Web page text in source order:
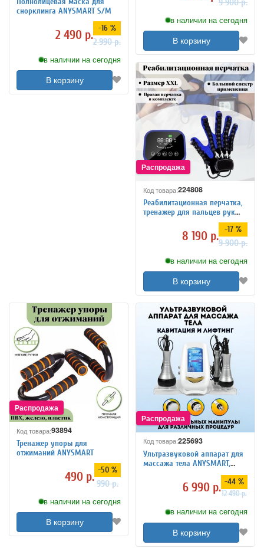
снорклинга ANYSMART S/M
2 490 р. -16 %
2 990 р.
в наличии на сегодня
В корзину
9 900 р.
в наличии на сегодня
В корзину
Код товара:224808
Реабилитационная перчатка,
тренажер для пальцев рук
ANYSMART правая рука XXL
8 190 р. -17 %
9 900 р.
в наличии на сегодня
В корзину
Код товара:93894
Тренажер упоры для
отжиманий ANYSMART
490 р. -50 %
990 р.
в наличии на сегодня
В корзину
Код товара:225693
Ультразвуковой аппарат для
массажа тела ANYSMART,
6 990 р. -44 %
12 490 р.
в наличии на сегодня
В корзину